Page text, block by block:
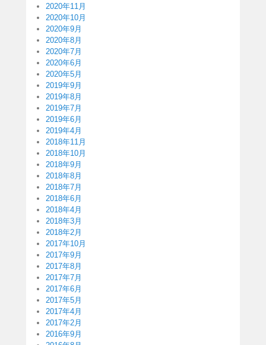
2020年11月
2020年10月
2020年9月
2020年8月
2020年7月
2020年6月
2020年5月
2019年9月
2019年8月
2019年7月
2019年6月
2019年4月
2018年11月
2018年10月
2018年9月
2018年8月
2018年7月
2018年6月
2018年4月
2018年3月
2018年2月
2017年10月
2017年9月
2017年8月
2017年7月
2017年6月
2017年5月
2017年4月
2017年2月
2016年9月